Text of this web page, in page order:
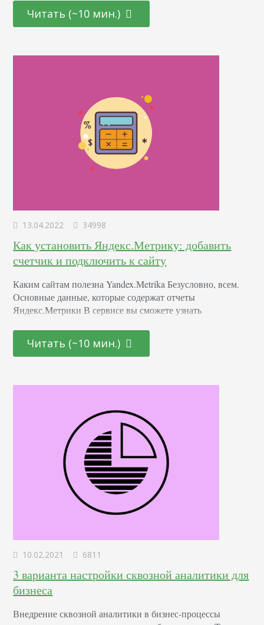
какие страницы просматривала аудитория сайта, сколько
было заявок и регистраций, количество переходов по
интересы ЦА и точнее скорректировать…
Читать (~10 мин.)
13.04.2022 34998
Как установить Яндекс.Метрику: добавить
счетчик и подключить к сайту
Каким сайтам полезна Yandex.Metrika Безусловно, всем.
Основные данные, которые содержат отчеты
Яндекс.Метрики В сервисе вы сможете узнать
настройка Далее рассмотрим как, создать кабинет, чтобы
подключить к сайту счетчик Яндекс Метрики. Для начала
аккаунт, вам будет предложено авторизоваться.…
Читать (~10 мин.)
10.02.2021 6811
3 варианта настройки сквозной аналитики для
бизнеса
Внедрение сквозной аналитики в бизнес-процессы